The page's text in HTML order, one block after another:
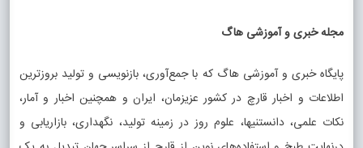
مجله خبری و آموزشی هاگ
پایگاه خبری و آموزشی هاگ که با جمع‌آوری، بازنویسی و تولید بروزترین
اطلاعات و اخبار قارچ در کشور عزیزمان، ایران و همچنین اخبار و آمار،
نکات علمی، دانستنیها، علوم روز در زمینه تولید، نگهداری، بازاریابی و